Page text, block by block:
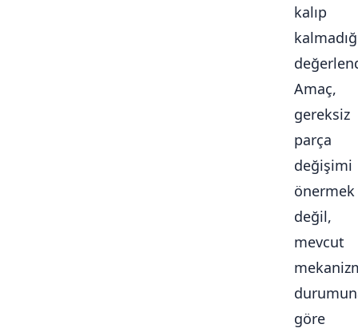
kalıp
Amaç,
gereksiz
parça
değişimi
önermek
değil,
mevcut
göre